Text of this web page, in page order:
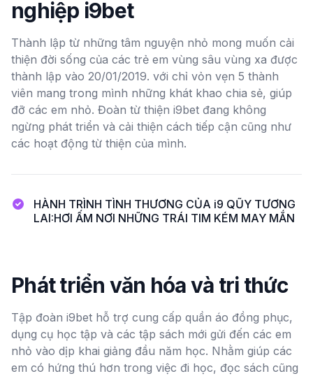
nghiệp i9bet
Thành lập từ những tâm nguyện nhỏ mong muốn cải
thiện đời sống của các trẻ em vùng sâu vùng xa được
thành lập vào 20/01/2019. với chỉ vỏn vẹn 5 thành
viên mang trong mình những khát khao chia sẻ, giúp
đỡ các em nhỏ. Đoàn từ thiện i9bet đang không
ngừng phát triển và cải thiện cách tiếp cận cũng như
các hoạt động từ thiện của mình.
HÀNH TRÌNH TÌNH THƯƠNG CỦA i9 QŨY TƯƠNG
LAI:HƠI ẤM NƠI NHỮNG TRÁI TIM KÉM MAY MẮN
Phát triển văn hóa và tri thức
Tập đoàn i9bet hỗ trợ cung cấp quần áo đồng phục,
dụng cụ học tập và các tập sách mới gửi đến các em
nhỏ vào dịp khai giảng đầu năm học. Nhằm giúp các
em có hứng thú hơn trong việc đi học, đọc sách cũng